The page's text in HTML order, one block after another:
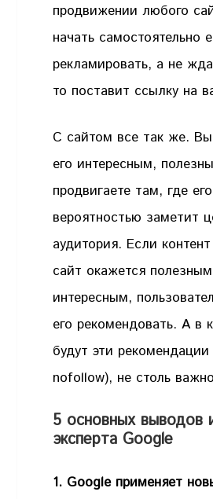
продвижении любого
начать самостоятельно
рекламировать, а не
то поставит ссылку на
С сайтом все так же. Вы
его интересным,
продвигаете там, где
вероятностью заметит
аудитория. Если
сайт окажется
интересным,
его рекомендовать. А в
будут эти
nofollow), не столь
5 основных выводов
эксперта Google
1. Google применяет